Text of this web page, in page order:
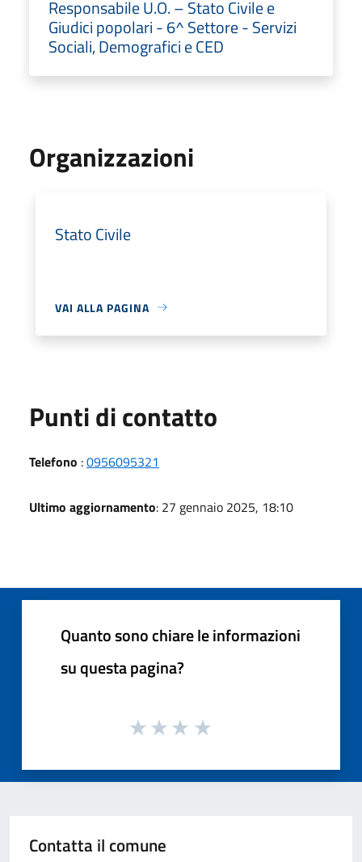
Responsabile U.O. – Stato Civile e
Giudici popolari - 6^ Settore - Servizi
Sociali, Demografici e CED
Organizzazioni
Stato Civile
VAI ALLA PAGINA
Punti di contatto
Telefono :0956095321
Ultimo aggiornamento: 27 gennaio 2025, 18:10
Quanto sono chiare le informazioni
su questa pagina?
Contatta il comune